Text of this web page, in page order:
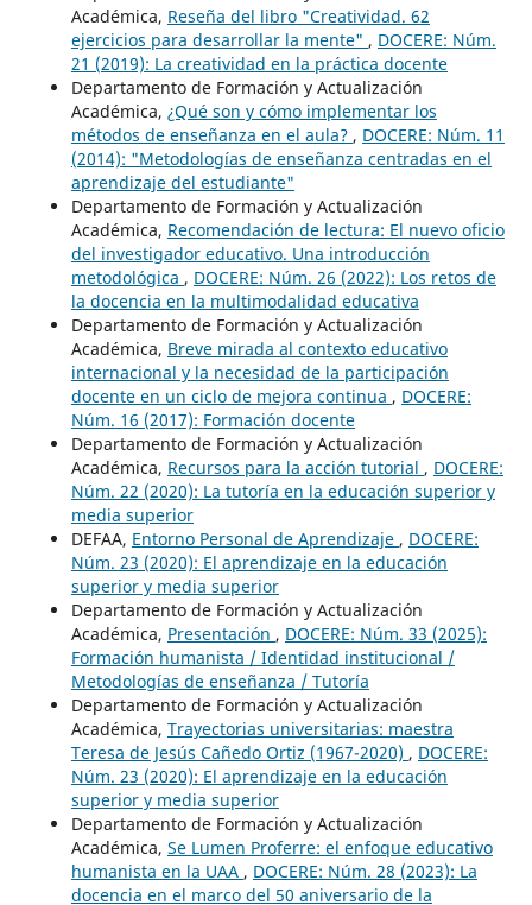
Académica, Reseña del libro "Creatividad. 62
ejercicios para desarrollar la mente" , DOCERE: Núm.
21 (2019): La creatividad en la práctica docente
Departamento de Formación y Actualización
Académica, ¿Qué son y cómo implementar los
métodos de enseñanza en el aula? , DOCERE: Núm. 11
(2014): "Metodologías de enseñanza centradas en el
aprendizaje del estudiante"
Departamento de Formación y Actualización
Académica, Recomendación de lectura: El nuevo oficio
del investigador educativo. Una introducción
metodológica , DOCERE: Núm. 26 (2022): Los retos de
la docencia en la multimodalidad educativa
Departamento de Formación y Actualización
Académica, Breve mirada al contexto educativo
internacional y la necesidad de la participación
docente en un ciclo de mejora continua , DOCERE:
Núm. 16 (2017): Formación docente
Departamento de Formación y Actualización
Académica, Recursos para la acción tutorial , DOCERE:
Núm. 22 (2020): La tutoría en la educación superior y
media superior
DEFAA, Entorno Personal de Aprendizaje , DOCERE:
Núm. 23 (2020): El aprendizaje en la educación
superior y media superior
Departamento de Formación y Actualización
Académica, Presentación , DOCERE: Núm. 33 (2025):
Formación humanista / Identidad institucional /
Metodologías de enseñanza / Tutoría
Departamento de Formación y Actualización
Académica, Trayectorias universitarias: maestra
Teresa de Jesús Cañedo Ortiz (1967-2020) , DOCERE:
Núm. 23 (2020): El aprendizaje en la educación
superior y media superior
Departamento de Formación y Actualización
Académica, Se Lumen Proferre: el enfoque educativo
humanista en la UAA , DOCERE: Núm. 28 (2023): La
docencia en el marco del 50 aniversario de la